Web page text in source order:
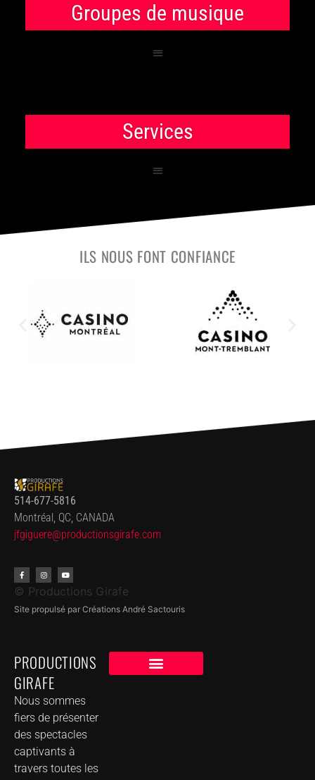
Groupes de musique
Services
ILS NOUS FONT CONFIANCE
514-677-5816
Montréal, QC, CANADA
jfgiguere@productionsgirafe.com
© Productions Girafe
Site propulsé par Créations André Sactouris
PRODUCTIONS
GIRAFE
Nous sommes
fiers de présenter
des spectacles
captivants à
travers toutes les